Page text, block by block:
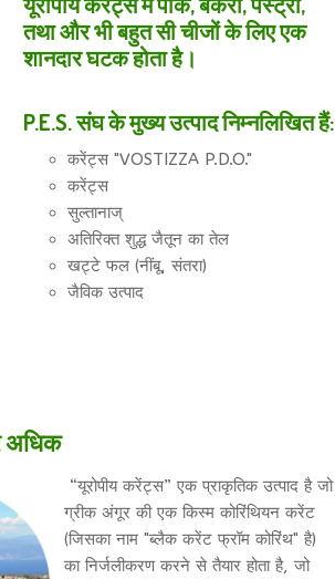
तथा और भी बहुत सी चीजों के लिए एक
शानदार घटक होता है।
P.E.S. संघ के मुख्य उत्पाद निम्नलिखित हैं:
करेंट्स "VOSTIZZA P.D.O."
करेंट्स
सुल्तानाज्
अतिरिक्त शुद्ध जैतून का तेल
खट्टे फल (नींबू, संतरा)
जैविक उत्पाद
अधिक
“यूरोपीय करेंट्स” एक प्राकृतिक उत्पाद है जो
ग्रीक अंगूर की एक किस्म कोरिंथियन करेंट
(जिसका नाम "ब्लैक करेंट फ्रॉम कोरिंथ" है)
का निर्जलीकरण करने से तैयार होता है, जो